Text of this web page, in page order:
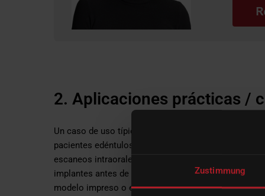
Zustimmung
2. Aplicaciones prácticas /
Un caso de uso típico es la fabricación de una
pacientes edéntulos o con dentición terminal. En
escaneos intraorales o digitalización extraoral, pero
implantes antes de la fabricación definitiva. Una
modelo impreso o el modelo maestro reflejan